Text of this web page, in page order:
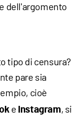
dell'argomento
tipo di censura?
pare sia
cioè
e Instagram, si